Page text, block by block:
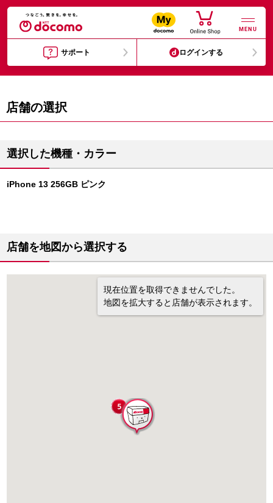
MENU
サポート ログインする
店舗の選択
選択した機種・カラー
iPhone 13 256GB ピンク
店舗を地図から選択する
現在位置を取得できませんでした。
地図を拡大すると店舗が表示されます。